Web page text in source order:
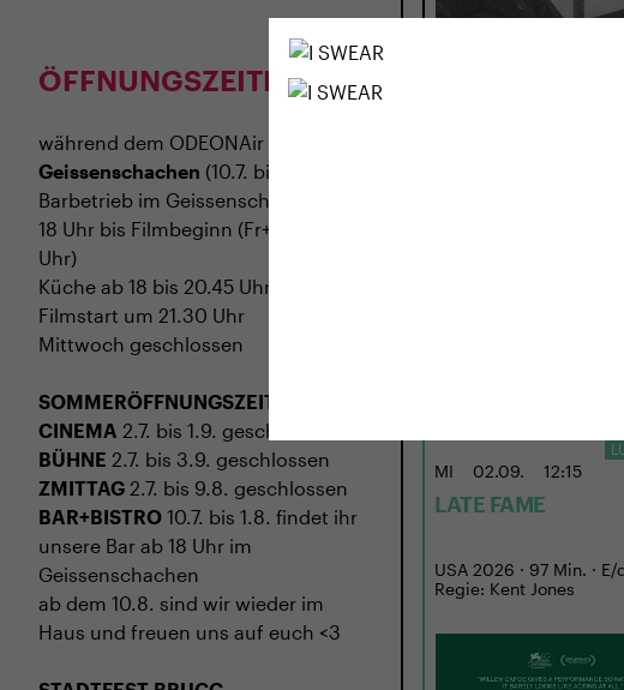
ÖFFNUNGSZEITEN
während dem ODEONAir
Geissenschachen (10.7. bis 1.8.)
Barbetrieb im Geissenschachen ab
18 Uhr bis Filmbeginn (Fr+Sa bis 1
Uhr)
Küche ab 18 bis 20.45 Uhr
Filmstart um 21.30 Uhr
Mittwoch geschlossen
SOMMERÖFFNUNGSZEITEN
CINEMA 2.7. bis 1.9. geschlossen
BÜHNE 2.7. bis 3.9. geschlossen
ZMITTAG 2.7. bis 9.8. geschlossen
BAR+BISTRO 10.7. bis 1.8. findet ihr
unsere Bar ab 18 Uhr im
Geissenschachen
ab dem 10.8. sind wir wieder im
Haus und freuen uns auf euch <3
MI 02.09. 12:15
LATE FAME
USA 2026 · 97 Min. · E/
Regie: Kent Jones